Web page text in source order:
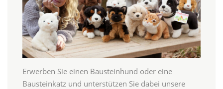
Erwerben Sie einen Bausteinhund oder eine
Bausteinkatz und unterstützen Sie dabei unsere